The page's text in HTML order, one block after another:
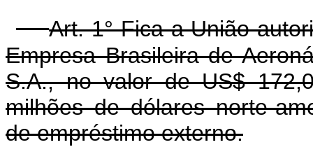
Art. 1° Fica a União
Empresa Brasileira de
S.A., no valor de US$
milhões de dólares norte-
de empréstimo externo.